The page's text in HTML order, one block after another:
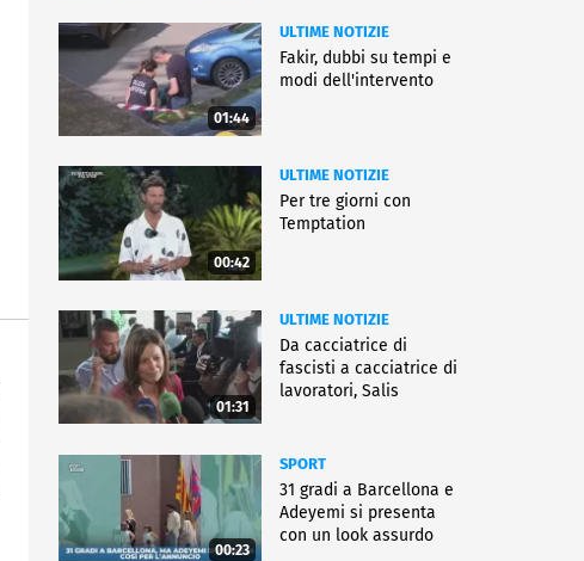
01:44
ULTIME NOTIZIE
Fakir, dubbi su tempi e
modi dell'intervento
00:42
ULTIME NOTIZIE
Per tre giorni con
Temptation
01:31
ULTIME NOTIZIE
Da cacciatrice di
fascisti a cacciatrice di
lavoratori, Salis
00:23
SPORT
31 gradi a Barcellona e
Adeyemi si presenta
con un look assurdo